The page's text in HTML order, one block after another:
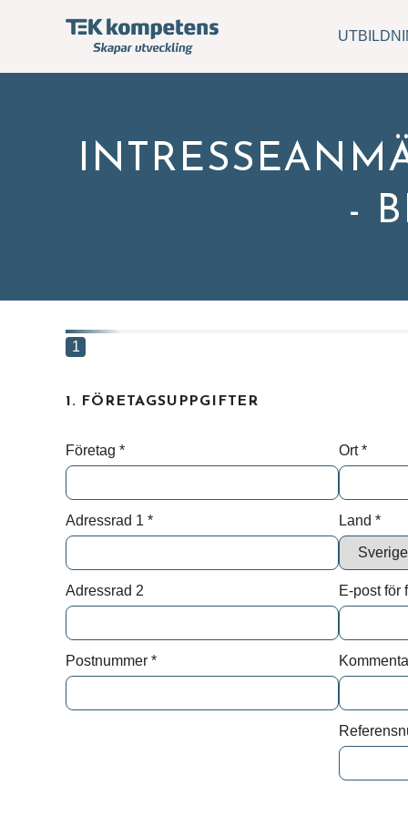
-
1
1. FÖRETAGSUPPGIFTER
Företag *
Adressrad 1 *
Adressrad 2
Postnummer *
Ort*
Land *
E-post för
Vi